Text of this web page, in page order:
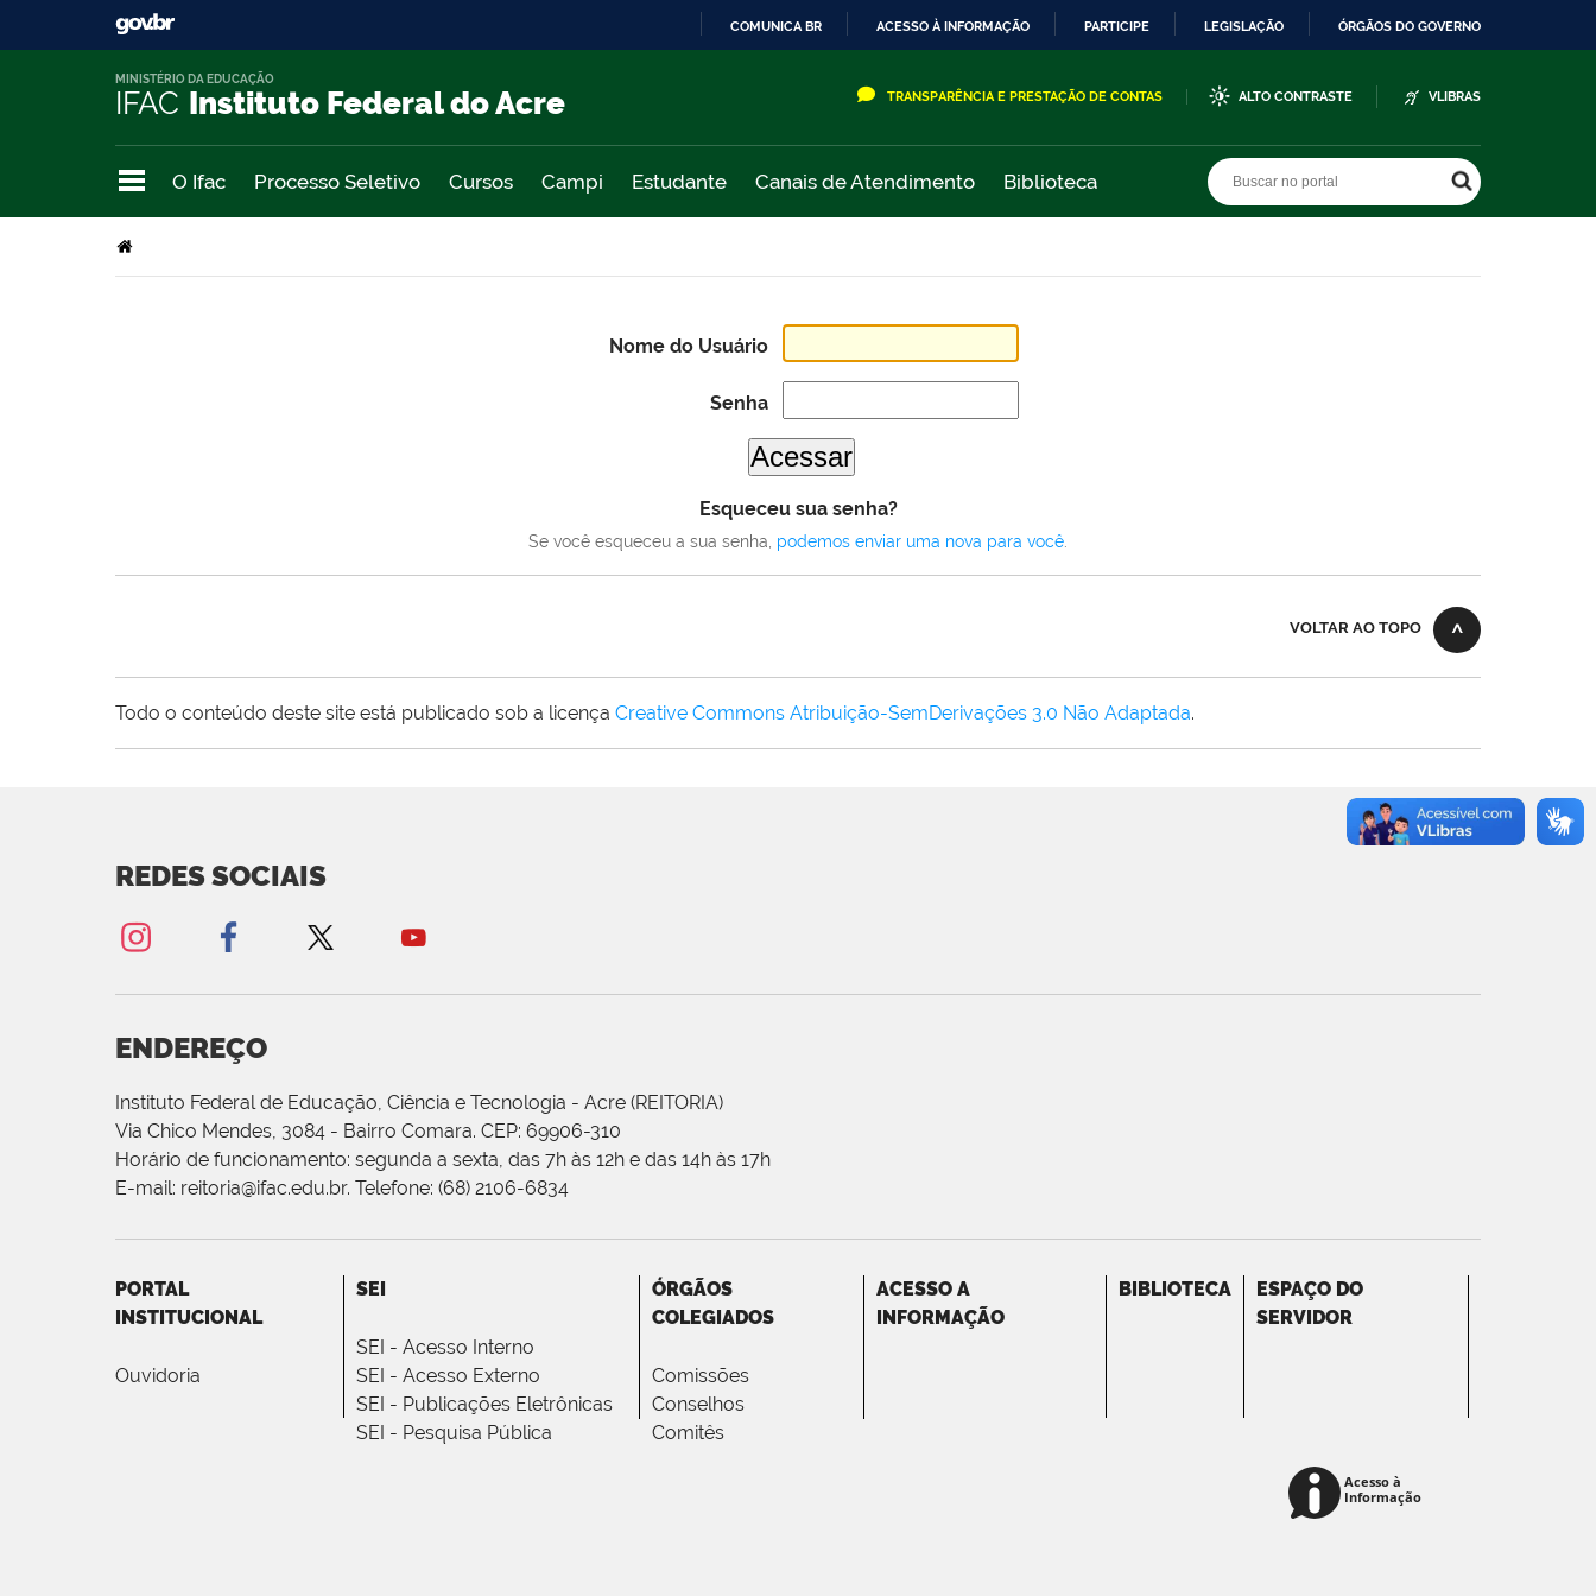
COMUNICA BR ACESSO À INFORMAÇÃO PARTICIPE LEGISLAÇÃO ÓRGÃOS DO GOVERNO
IFAC Instituto Federal do Acre
MINISTÉRIO DA EDUCAÇÃO
TRANSPARÊNCIA E PRESTAÇÃO DE CONTAS ALTO CONTRASTE VLIBRAS
O Ifac Processo Seletivo Cursos Campi Estudante Canais de Atendimento Biblioteca
Nome do Usuário
Senha
Esqueceu sua senha?
Se você esqueceu a sua senha, podemos enviar uma nova para você
VOLTAR AO TOPO
Todo o conteúdo deste site está publicado sob a licença Creative Commons Atribuição-SemDerivações 3.0 Não Adaptada.
REDES SOCIAIS
ENDEREÇO
Instituto Federal de Educação, Ciência e Tecnologia - Acre (REITORIA)
Via Chico Mendes, 3084 - Bairro Comara. CEP: 69906-310
Horário de funcionamento: segunda a sexta, das 7h às 12h e das 14h às 17h
E-mail: reitoria@ifac.edu.br. Telefone: (68) 2106-6834
PORTAL
INSTITUCIONAL
Ouvidoria
SEI
SEI - Acesso Interno
SEI - Acesso Externo
SEI - Publicações Eletrônicas
SEI - Pesquisa Pública
ÓRGÃOS
COLEGIADOS
Comissões
Conselhos
Comitês
ACESSO A
INFORMAÇÃO
BIBLIOTECA
ESPAÇO DO
SERVIDOR